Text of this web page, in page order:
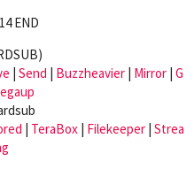
END
| Send | Buzzheavier | Mirror| G
| TeraBox | Filekeeper| Strea